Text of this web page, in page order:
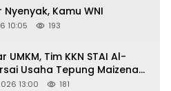
Kamu WNI
10:05 193
UMKM, Tim KKN STAI Al-
Usaha Tepung Maizena
13:00 181